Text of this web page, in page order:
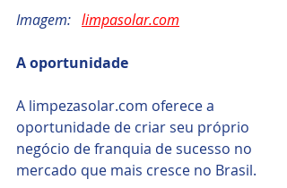
Imagem: limpasolar.com
A oportunidade
A limpezasolar.com oferece a
oportunidade de criar seu próprio
negócio de franquia de sucesso no
mercado que mais cresce no Brasil.